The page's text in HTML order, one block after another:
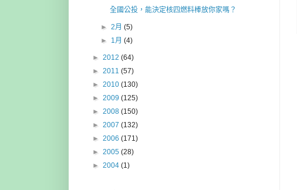
全國公投，能決定核四燃料棒放你家嗎？
►2月(5)
► 1月(4)
► 2012 (64)
► 2011 (57)
► 2010 (130)
► 2009 (125)
► 2008 (150)
► 2007 (132)
► 2006 (171)
► 2005 (28)
► 2004 (1)